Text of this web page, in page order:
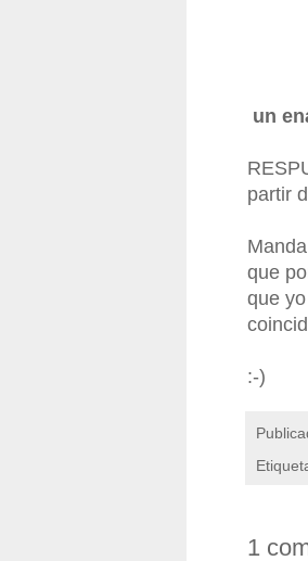
un
partir
que
que
:-)
1